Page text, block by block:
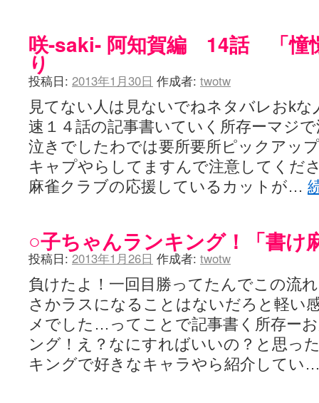
咲-saki- 阿知賀編 14話 「憧
り
投稿日: 2013年1月30日 作成者: twotw
見てない人は見ないでねネタバレおk
速１４話の記事書いていく所存ーマジ
泣きでしたわでは要所要所ピックアッ
キャプやらしてますんで注意してくだ
麻雀クラブの応援しているカットが…
○子ちゃんランキング！「書け
投稿日: 2013年1月26日 作成者: twotw
負けたよ！一回目勝ってたんでこの流
さかラスになることはないだろと軽い
メでした…ってことで記事書く所存ー
ング！え？なにすればいいの？と思っ
キングで好きなキャラやら紹介してい